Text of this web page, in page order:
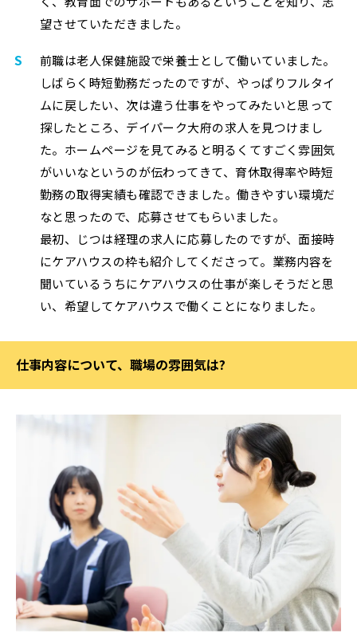
望させていただきました。
S
前職は老人保健施設で栄養士として働いていました。
しばらく時短勤務だったのですが、やっぱりフルタイ
ムに戻したい、次は違う仕事をやってみたいと思って
探したところ、デイパーク大府の求人を見つけまし
た。ホームページを見てみると明るくてすごく雰囲気
がいいなというのが伝わってきて、育休取得率や時短
勤務の取得実績も確認できました。働きやすい環境だ
なと思ったので、応募させてもらいました。
最初、じつは経理の求人に応募したのですが、面接時
にケアハウスの枠も紹介してくださって。業務内容を
聞いているうちにケアハウスの仕事が楽しそうだと思
い、希望してケアハウスで働くことになりました。
仕事内容について、職場の雰囲気は?